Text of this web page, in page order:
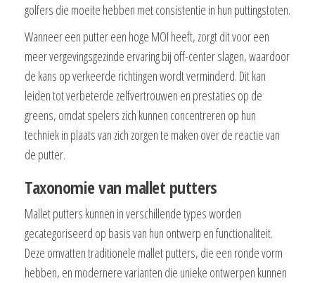
golfers die moeite hebben met consistentie in hun puttingstoten.
Wanneer een putter een hoge MOI heeft, zorgt dit voor een
meer vergevingsgezinde ervaring bij off-center slagen, waardoor
de kans op verkeerde richtingen wordt verminderd. Dit kan
leiden tot verbeterde zelfvertrouwen en prestaties op de
greens, omdat spelers zich kunnen concentreren op hun
techniek in plaats van zich zorgen te maken over de reactie van
de putter.
Taxonomie van mallet putters
Mallet putters kunnen in verschillende types worden
gecategoriseerd op basis van hun ontwerp en functionaliteit.
Deze omvatten traditionele mallet putters, die een ronde vorm
hebben, en modernere varianten die unieke ontwerpen kunnen